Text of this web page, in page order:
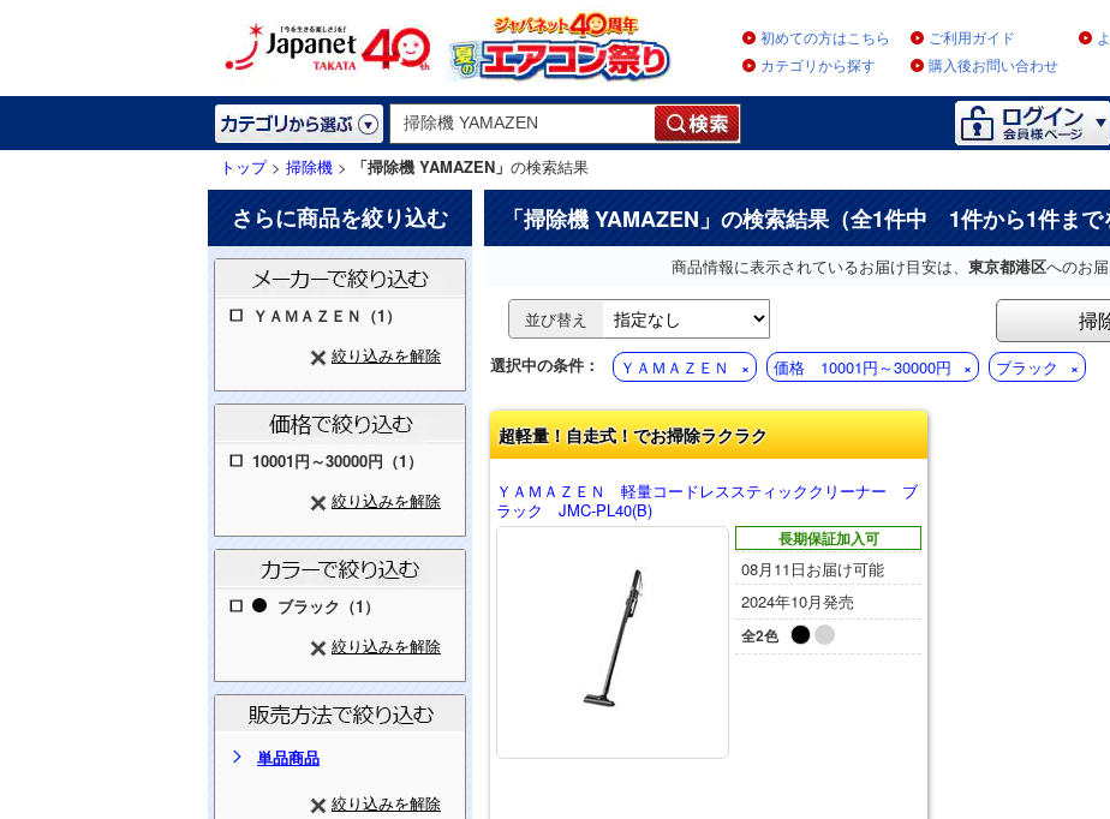
初めての方はこちら ご利用ガイド
カテゴリから探す
購入後お問い合わせ
トップ> 掃除機 > 「掃除機 YAMAZEN」 の検索結果
さらに商品を絞り込む
ＹＡＭＡＺＥＮ（1）
絞り込みを解除
10001円～30000円（1）
絞り込みを解除
ブラック（1）
絞り込みを解除
単品商品
絞り込みを解除
「掃除機 YAMAZEN 」の検索結果（全1件中 1件から1件まで
商品情報に表示されているお届け目安は、 東京都港区へのお届
並び替え 掃
選択中の条件： ＹＡＭＡＺＥＮ 価格 10001円～30000円 ブラック
超軽量！自走式！でお掃除ラクラク
ＹＡＭＡＺＥＮ 軽量コードレススティッククリーナー ブ
ラック JMC-PL40(B)
長期保証加入可
08月11日お届け可能
2024年10月発売
全2色